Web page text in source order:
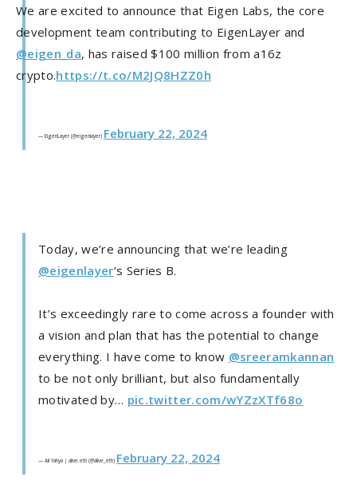
We are excited to announce that Eigen Labs, the core
development team contributing to EigenLayer and
@eigen_da, has raised $100 million from a16z
crypto.https://t.co/M2JQ8HZZ0h
— EigenLayer (@eigenlayer) February 22, 2024
Today, we’re announcing that we’re leading
@eigenlayer‘s Series B.
It’s exceedingly rare to come across a founder with
a vision and plan that has the potential to change
everything. I have come to know @sreeramkannan
to be not only brilliant, but also fundamentally
motivated by… pic.twitter.com/wYZzXTf68o
— Ali Yahya | alive.eth (@alive_eth) February 22, 2024